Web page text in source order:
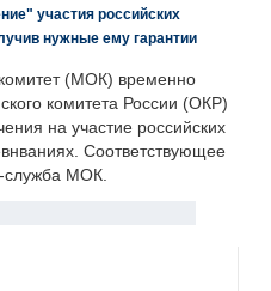
участия российских
нужные ему гарантии
(МОК) временно
комитета России (ОКР)
на участие российских
Соответствующее
служба МОК.